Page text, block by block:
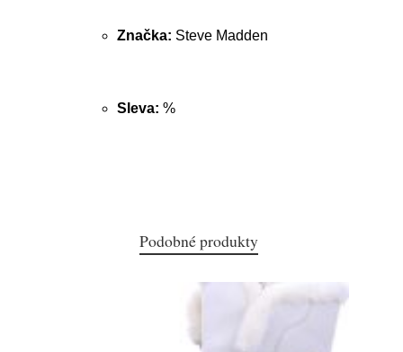
Značka: Steve Madden
Sleva: %
Podobné produkty